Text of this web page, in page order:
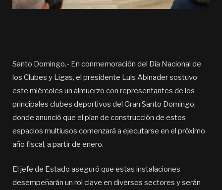
Santo Domingo.- En conmemoración del Día Nacional de
los Clubes y Ligas, el presidente Luis Abinader sostuvo
este miércoles un almuerzo con representantes de los
principales clubes deportivos del Gran Santo Domingo,
donde anunció que el plan de construcción de estos
espacios multiusos comenzará a ejecutarse en el próximo
año fiscal, a partir de enero.
El jefe de Estado aseguró que estas instalaciones
desempeñarán un rol clave en diversos sectores y serán